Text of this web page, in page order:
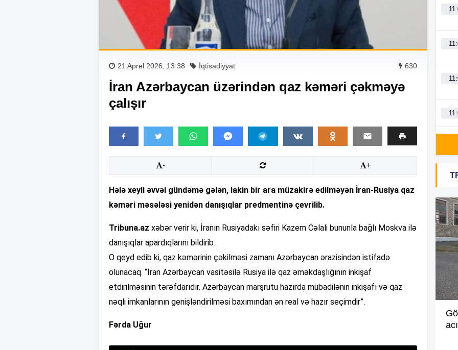
21 Aprel 2026, 13:38 İqtisadiyyat 630
İran Azərbaycan üzərindən qaz kəməri çəkməyə
çalışır
- +
Hələ xeyli əvvəl gündəmə gələn, lakin bir ara müzakirə edilməyən İran-Rusiya qaz
kəməri məsələsi yenidən danışıqlar predmentinə çevrilib.
Tribuna.az xəbər verir ki, İranın Rusiyadakı səfiri Kazem Cəlali bununla bağlı Moskva ilə
danışıqlar apardıqlarını bildirib.
O qeyd edib ki, qaz kəmərinin çəkilməsi zamanı Azərbaycan ərazisindən istifadə
olunacaq. “İran Azərbaycan vasitəsilə Rusiya ilə qaz əməkdaşlığının inkişaf
etdirilməsinin tərəfdarıdır. Azərbaycan marşrutu hazırda mübadilənin inkişafı və qaz
nəqli imkanlarının genişləndirilməsi baxımından ən real və hazır seçimdir”.
Fərda Uğur
27 İyul 2026, 11:18